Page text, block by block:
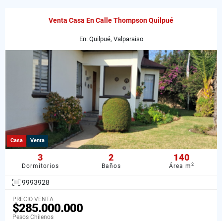
Venta Casa En Calle Thompson Quilpué
En: Quilpué, Valparaiso
Casa Venta
3
Dormitorios
2
Baños
140
Área m2
9993928
PRECIO VENTA
$285.000.000
Pesos Chilenos